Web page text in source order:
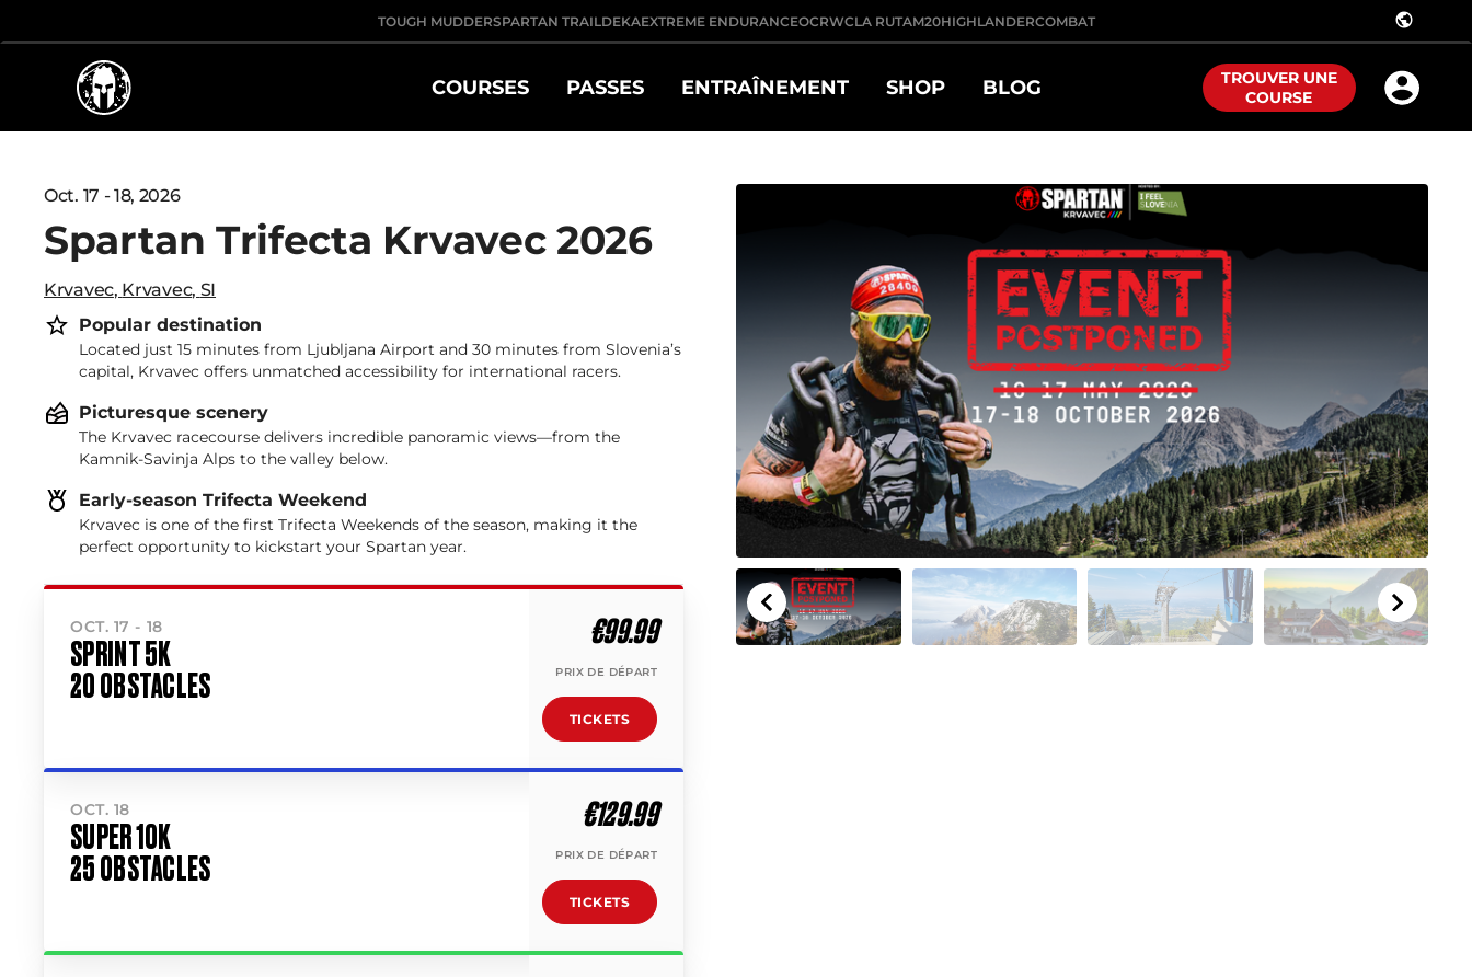
TOUGH MUDDERSPARTAN TRAILDEKAEXTREME ENDURANCEOCRWCLA RUTAM20HIGHLANDERCOMBAT public
COURSES PASSES ENTRAÎNEMENT SHOP BLOG
TROUVER UNE
COURSE
Oct. 17 - 18, 2026
Spartan Trifecta Krvavec 2026
Krvavec, Krvavec, SI
Popular destination
Located just 15 minutes from Ljubljana Airport and 30 minutes from Slovenia’s
capital, Krvavec offers unmatched accessibility for international racers.
Picturesque scenery
The Krvavec racecourse delivers incredible panoramic views—from the
Kamnik-Savinja Alps to the valley below.
Early-season Trifecta Weekend
Krvavec is one of the first Trifecta Weekends of the season, making it the
perfect opportunity to kickstart your Spartan year.
OCT. 17 - 18
SPRINT 5K
20 OBSTACLES
€99.99
PRIX DE DÉPART
TICKETS
OCT. 18
SUPER 10K
25 OBSTACLES
€129.99
PRIX DE DÉPART
TICKETS